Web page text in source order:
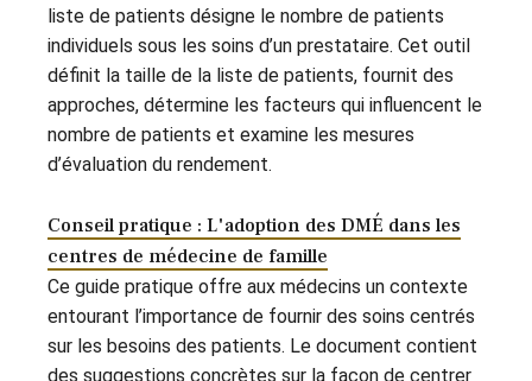
liste de patients désigne le nombre de patients
individuels sous les soins d’un prestataire. Cet outil
définit la taille de la liste de patients, fournit des
approches, détermine les facteurs qui influencent le
nombre de patients et examine les mesures
d’évaluation du rendement.
Conseil pratique : L'adoption des DMÉ dans les
centres de médecine de famille
Ce guide pratique offre aux médecins un contexte
entourant l’importance de fournir des soins centrés
sur les besoins des patients. Le document contient
des suggestions concrètes sur la façon de centrer